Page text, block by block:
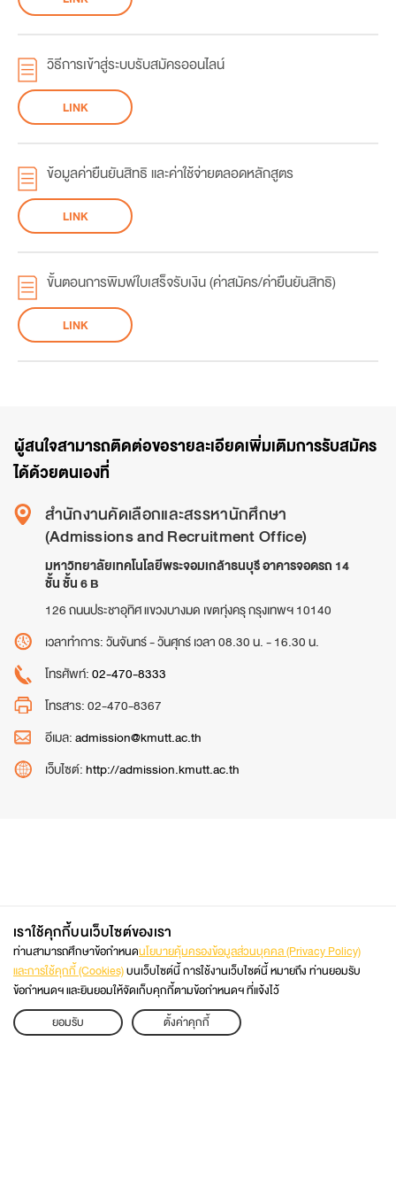
APPLY
วิธีการเข้าสู่ระบบรับสมัครออนไลน์
LINK
ข้อมูลค่ายืนยันสิทธิ และค่าใช้จ่ายตลอดหลักสูตร
LINK
ขั้นตอนการพิมพ์ใบเสร็จรับเงิน (ค่าสมัคร/ค่ายืนยันสิทธิ)
LINK
ผู้สนใจสามารถติดต่อขอรายละเอียดเพิ่มเติมการรับสมัคร
ได้ด้วยตนเองที่
สำนักงานคัดเลือกและสรรหานักศึกษา
(Admissions and Recruitment Office)
มหาวิทยาลัยเทคโนโลยีพระจอมเกล้าธนบุรี อาคารจอดรถ 14
ชั้น ชั้น 6 B
126 ถนนประชาอุทิศ แขวงบางมด เขตทุ่งครุ กรุงเทพฯ 10140
เวลาทำการ: วันจันทร์ - วันศุกร์ เวลา 08.30 น. - 16.30 น.
โทรศัพท์:02-470-8333
โทรสาร: 02-470-8367
อีเมล:admission@kmutt.ac.th
เว็บไซต์:http://admission.kmutt.ac.th
ติดต่อโดยตรง 02 470 8333
เราใช้คุกกี้บนเว็บไซต์ของเรา
ท่านสามารถศึกษาข้อกำหนดนโยบายคุ้มครองข้อมูลส่วนบุคคล (Privacy Policy)
และการใช้คุกกี้ (Cookies)บนเว็บไซต์นี้ การใช้งานเว็บไซต์นี้ หมายถึง ท่านยอมรับ
ข้อกำหนดฯ และยินยอมให้จัดเก็บคุกกี้ตามข้อกำหนดฯ ที่แจ้งไว้
ยอมรับ
ตั้งค่าคุกกี้